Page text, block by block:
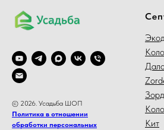
© 2026. Усадьба ШОП
Политика в отношении
обработки персональных
Кит